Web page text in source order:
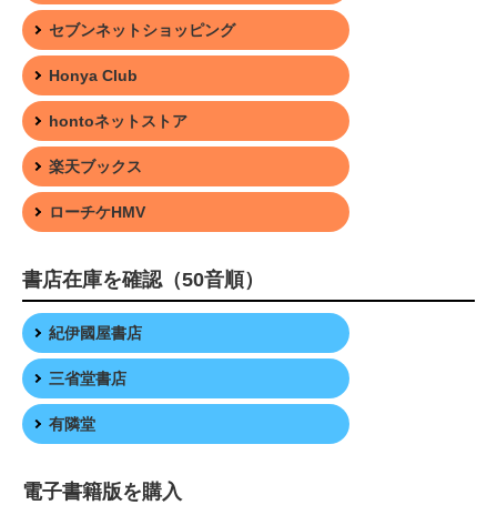
セブンネットショッピング
Honya Club
hontoネットストア
楽天ブックス
ローチケHMV
書店在庫を確認（50音順）
紀伊國屋書店
三省堂書店
有隣堂
電子書籍版を購入